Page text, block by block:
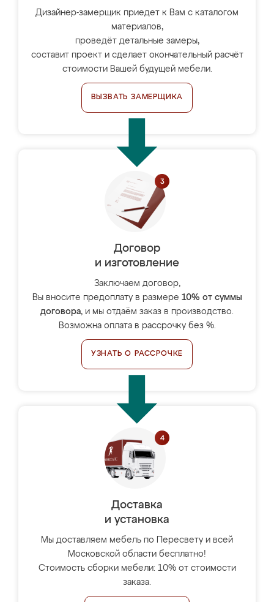
Дизайнер-замерщик приедет к Вам с каталогом
материалов,
проведёт детальные замеры,
составит проект и сделает окончательный расчёт
стоимости Вашей будущей мебели.
ВЫЗВАТЬ ЗАМЕРЩИКА
Договор
и изготовление
Заключаем договор,
Вы вносите предоплату в размере 10% от суммы
договора, и мы отдаём заказ в производство.
Возможна оплата в рассрочку без %.
УЗНАТЬ О РАССРОЧКЕ
Доставка
и установка
Мы доставляем мебель по Пересвету и всей
Московской области бесплатно!
Стоимость сборки мебели: 10% от стоимости
заказа.